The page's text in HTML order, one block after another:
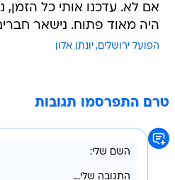
אם לא. עדכנו אותי כל הזמן,
היה מאוד פתוח. נישאר
הפועל ירושלים יונתן אלון
טרם התפרסמו תגובות